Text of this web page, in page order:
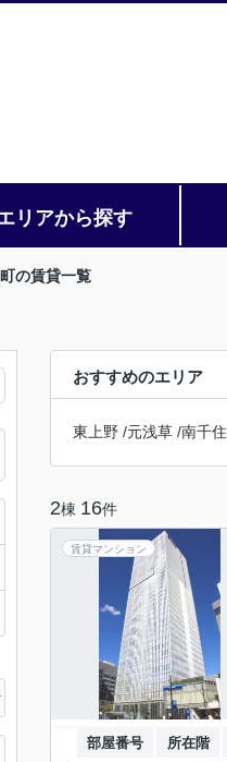
リアから探す
の賃貸一覧
おすすめのエリア
東上野 /元浅草 /南千住
2棟 16件
賃貸マンション
部屋番号 所在階